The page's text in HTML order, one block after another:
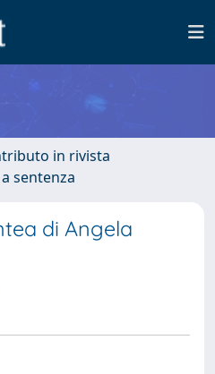
in rivista
sentenza
di Angela